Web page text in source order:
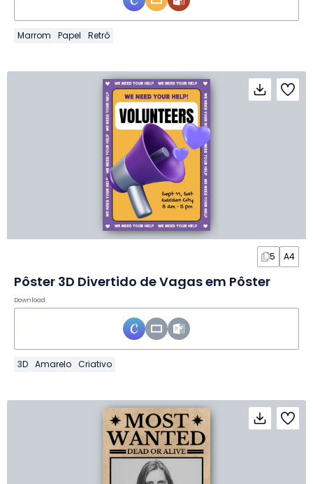
Marrom Papel Retrô
5 A4
Pôster 3D Divertido de Vagas em Pôster
Download
3D Amarelo Criativo